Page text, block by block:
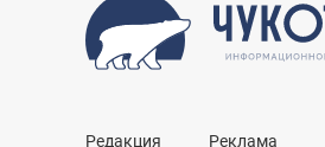
Редакция Реклама